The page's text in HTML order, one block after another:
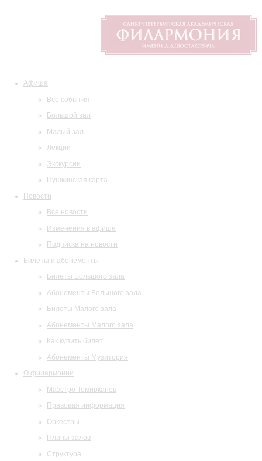
Афиша
Все события
Большой зал
Малый зал
Лекции
Экскурсии
Пушкинская карта
Новости
Все новости
Изменения в афише
Подписка на новости
Билеты и абонементы
Билеты Большого зала
Абонементы Большого зала
Билеты Малого зала
Абонементы Малого зала
Как купить билет
Абонементы Музитория
О филармонии
Маэстро Темирканов
Правовая информация
Оркестры
Планы залов
Структура